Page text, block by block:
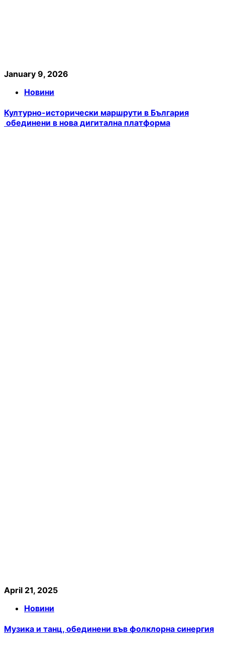
January 9, 2026
Новини
Културно-исторически маршрути в България
обединени в нова дигитална платформа
April 21, 2025
Новини
Музика и танц, обединени във фолклорна синергия